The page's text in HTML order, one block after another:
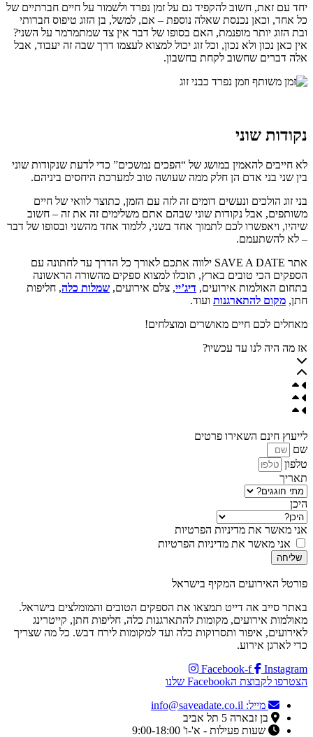
יחד עם זאת, חשוב להקפיד גם על זמן נפרד ולשמור על חיים חברתיים של
כל אחד, וכאן נכנסת שאלה נוספת – אם, למשל, בן הזוג טיפוס חברותי
ובת הזוג יותר מופנמת, האם בסופו של דבר אין צד שמתמרמר על השני?
אין כאן נכון ולא נכון, וכל זוג יכול למצוא לעצמו דרך שבה זה יעבוד, אבל
אלה דברים שחשוב לקחת בחשבון.
נקודות שוני
לא חייבים להאמין במושג של “הפכים נמשכים” כדי לדעת שנקודות שוני
בין שני בני אדם הן חלק ממה שעושה טוב למערכת היחסים ביניהם.
בני זוג הולכים ונעשים דומים זה לזה עם הזמן, כתוצר לוואי של חיים
משותפים, אבל נקודות שוני שבהם אתם משלימים זה את זה – חשוב
שיהיו, ויאפשרו לכם לתמוך אחד בשני, ללמוד אחד מהשני ובסופו של דבר
– לא להשתעמם.
אתר SAVE A DATE ילווה אתכם לאורך כל הדרך עד לחתונה עם
הספקים הכי טובים בארץ, תוכלו למצוא ספקים מהשורה הראשונה
בתחום האולמות אירועים, דיג’יי, צלם אירועים, שמלות כלה, חליפות
חתן, מקום להתארגנות ועוד.
מאחלים לכם חיים מאושרים ומוצלחים!
אז מה היה לנו עד עכשיו?
לייעוץ חינם השאירו פרטים
שם
טלפון
תאריך
היכן
אני מאשר את מדיניות הפרטיות
אני מאשר את מדיניות הפרטיות
שליחה
פורטל האירועים המקיף בישראל
באתר סייב אה דייט תמצאו את הספקים הטובים והמומלצים בישראל.
מאולמות אירועים, מקומות להתארגנות כלה, חליפות חתן, קייטרינג
לאירועים, איפור ותסרוקות כלה ועד למקומות לירח דבש. כל מה שצריך
כדי לארגן אירוע.
Facebook-f
Instagram
הצטרפו לקבוצת הFacebook שלנו
מייל: info@saveadate.co.il
בן זבארה 5 תל אביב
שעות פעילות - א'-ו' 9:00-18:00